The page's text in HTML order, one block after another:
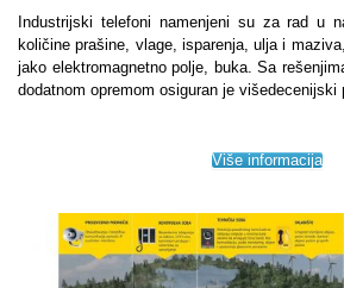
Industrijski telefoni namenjeni su za rad u
količine prašine, vlage, isparenja, ulja i
jako elektromagnetno polje, buka. Sa
dodatnom opremom osiguran je višedecenijski
Više informacija